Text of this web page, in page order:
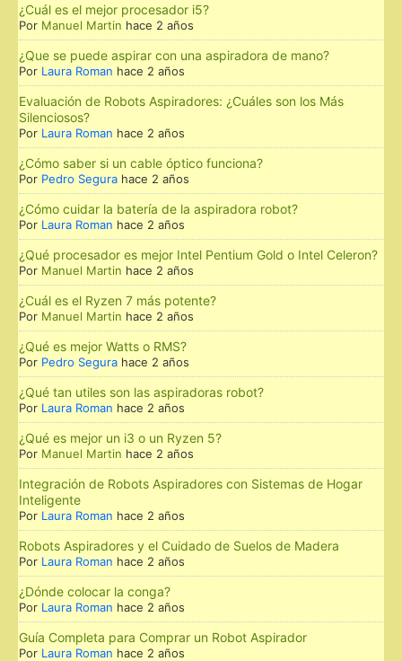
¿Cuál es el mejor procesador i5?
Por Manuel Martin hace 2 años
¿Que se puede aspirar con una aspiradora de mano?
Por Laura Roman hace 2 años
Evaluación de Robots Aspiradores: ¿Cuáles son los Más
Silenciosos?
Por Laura Roman hace 2 años
¿Cómo saber si un cable óptico funciona?
Por Pedro Segura hace 2 años
¿Cómo cuidar la batería de la aspiradora robot?
Por Laura Roman hace 2 años
¿Qué procesador es mejor Intel Pentium Gold o Intel Celeron?
Por Manuel Martin hace 2 años
¿Cuál es el Ryzen 7 más potente?
Por Manuel Martin hace 2 años
¿Qué es mejor Watts o RMS?
Por Pedro Segura hace 2 años
¿Qué tan utiles son las aspiradoras robot?
Por Laura Roman hace 2 años
¿Qué es mejor un i3 o un Ryzen 5?
Por Manuel Martin hace 2 años
Integración de Robots Aspiradores con Sistemas de Hogar
Inteligente
Por Laura Roman hace 2 años
Robots Aspiradores y el Cuidado de Suelos de Madera
Por Laura Roman hace 2 años
¿Dónde colocar la conga?
Por Laura Roman hace 2 años
Guía Completa para Comprar un Robot Aspirador
Por Laura Roman hace 2 años